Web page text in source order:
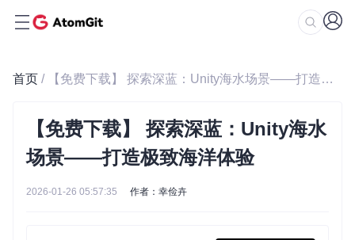
首页 / 【免费下载】 探索深蓝：Unity海水场景——打造极致海洋体验
【免费下载】 探索深蓝：Unity海水
场景——打造极致海洋体验
2026-01-26 05:57:35 作者：幸俭卉